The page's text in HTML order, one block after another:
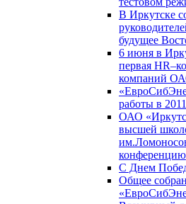
В Иркутске
будущее
6 июня в
первая
компаний
работы в
ОАО
высшей
конференцию
С Днем
Общее